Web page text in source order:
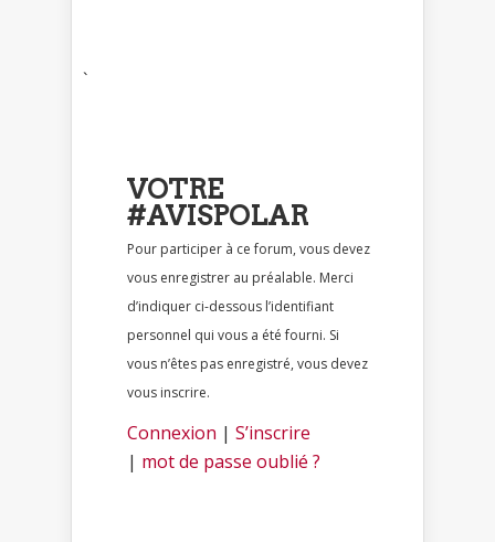
`
VOTRE
#AVISPOLAR
Pour participer à ce forum, vous devez
vous enregistrer au préalable. Merci
d’indiquer ci-dessous l’identifiant
personnel qui vous a été fourni. Si
vous n’êtes pas enregistré, vous devez
vous inscrire.
Connexion | S’inscrire
| mot de passe oublié ?